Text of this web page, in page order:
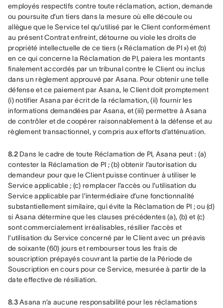
employés respectifs contre toute réclamation, action, demande
ou poursuite d’un tiers dans la mesure où elle découle ou
allègue que le Service tel qu’utilisé par le Client conformément
au présent Contrat enfreint, détourne ou viole les droits de
propriété intellectuelle de ce tiers (« Réclamation de PI ») et (b)
en ce qui concerne la Réclamation de PI, paiera les montants
finalement accordés par un tribunal contre le Client ou inclus
dans un règlement approuvé par Asana. Pour obtenir une telle
défense et ce paiement par Asana, le Client doit promptement
(i) notifier Asana par écrit de la réclamation, (ii) fournir les
informations demandées par Asana, et (iii) permettre à Asana
de contrôler et de coopérer raisonnablement à la défense et au
règlement transactionnel, y compris aux efforts d’atténuation.
8.2 Dans le cadre de toute Réclamation de PI, Asana peut : (a)
contester la Réclamation de PI ; (b) obtenir l’autorisation du
demandeur pour que le Client puisse continuer à utiliser le
Service applicable ; (c) remplacer l’accès ou l’utilisation du
Service applicable par l’intermédiaire d’une fonctionnalité
substantiellement similaire, qui évite la Réclamation de PI ; ou (d)
si Asana détermine que les clauses précédentes (a), (b) et (c)
sont commercialement irréalisables, résilier l’accès et
l’utilisation du Service concerné par le Client avec un préavis
de soixante (60) jours et rembourser tous les frais de
souscription prépayés couvrant la partie de la Période de
Souscription en cours pour ce Service, mesurée à partir de la
date effective de résiliation.
8.3 Asana n’a aucune responsabilité pour les réclamations